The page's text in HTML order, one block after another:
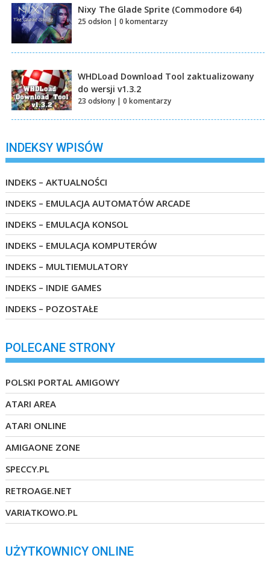
Nixy The Glade Sprite (Commodore 64)
25 odsłon |0 komentarzy
WHDLoad Download Tool zaktualizowany
do wersji v1.3.2
23 odsłony |0 komentarzy
INDEKSY WPISÓW
INDEKS – AKTUALNOŚCI
INDEKS – EMULACJA AUTOMATÓW ARCADE
INDEKS – EMULACJA KONSOL
INDEKS – EMULACJA KOMPUTERÓW
INDEKS – MULTIEMULATORY
INDEKS – INDIE GAMES
INDEKS – POZOSTAŁE
POLECANE STRONY
POLSKI PORTAL AMIGOWY
ATARI AREA
ATARI ONLINE
AMIGAONE ZONE
SPECCY.PL
RETROAGE.NET
VARIATKOWO.PL
UŻYTKOWNICY ONLINE